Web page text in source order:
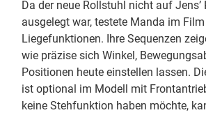
Da der neue Rollstuhl nicht auf Jens’
ausgelegt war, testete Manda im
Liegefunktionen. Ihre Sequenzen
wie präzise sich Winkel,
Positionen heute einstellen lassen.
ist optional im Modell mit
keine Stehfunktion haben möchte,